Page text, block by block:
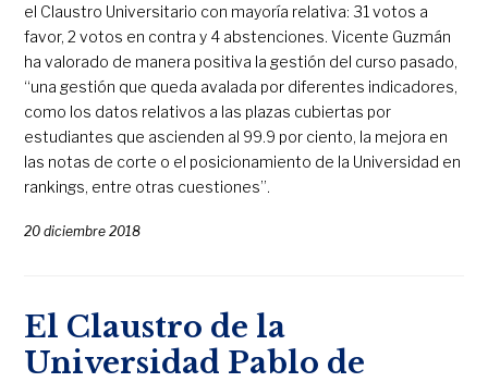
el Claustro Universitario con mayoría relativa: 31 votos a
favor, 2 votos en contra y 4 abstenciones. Vicente Guzmán
ha valorado de manera positiva la gestión del curso pasado,
“una gestión que queda avalada por diferentes indicadores,
como los datos relativos a las plazas cubiertas por
estudiantes que ascienden al 99.9 por ciento, la mejora en
las notas de corte o el posicionamiento de la Universidad en
rankings, entre otras cuestiones”.
20 diciembre 2018
El Claustro de la
Universidad Pablo de